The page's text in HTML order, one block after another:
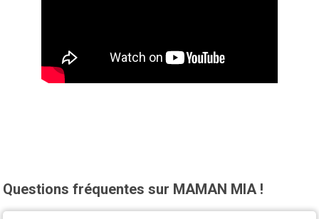
Questions fréquentes sur MAMAN MIA !